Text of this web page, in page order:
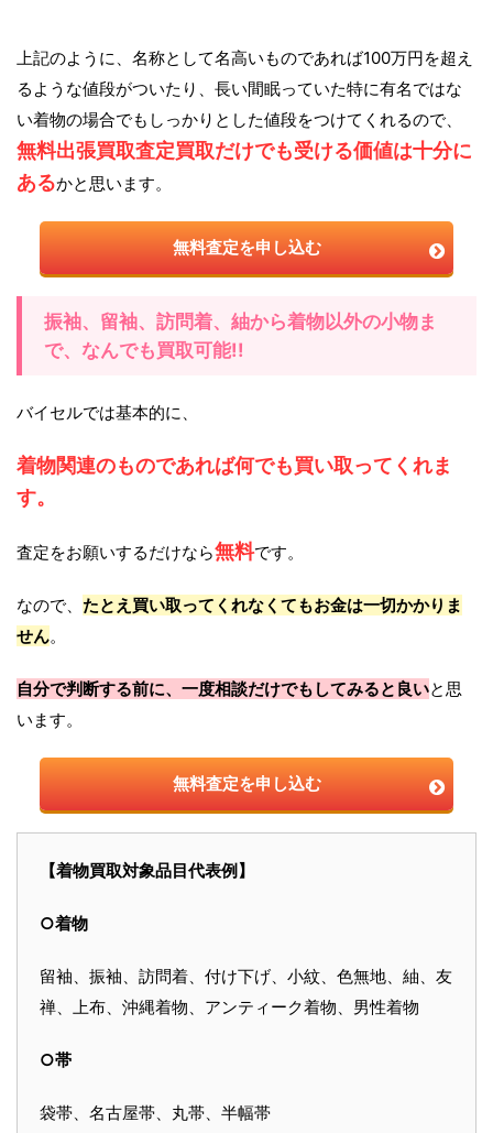
上記のように、名称として名高いものであれば100万円を超え
るような値段がついたり、長い間眠っていた特に有名ではな
い着物の場合でもしっかりとした値段をつけてくれるので、
無料出張買取査定買取だけでも受ける価値は十分に
あるかと思います。
無料査定を申し込む
振袖、留袖、訪問着、紬から着物以外の小物ま
で、なんでも買取可能!!
バイセルでは基本的に、
着物関連のものであれば何でも買い取ってくれま
す。
査定をお願いするだけなら無料です。
なので、 たとえ買い取ってくれなくてもお金は一切かかりま
せん。
自分で判断する前に、一度相談だけでもしてみると良いと思
います。
無料査定を申し込む
【着物買取対象品目代表例】
○着物
留袖、振袖、訪問着、付け下げ、小紋、色無地、紬、友
禅、上布、沖縄着物、アンティーク着物、男性着物
○帯
袋帯、名古屋帯、丸帯、半幅帯